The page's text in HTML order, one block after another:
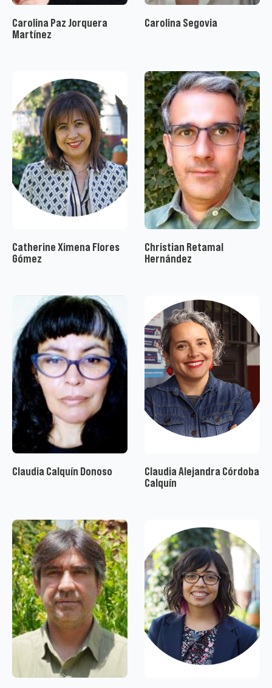
Carolina Paz Jorquera
Martínez
Carolina Segovia
Catherine Ximena Flores
Gómez
Christian Retamal
Hernández
Claudia Calquín Donoso
Claudia Alejandra Córdoba
Calquín